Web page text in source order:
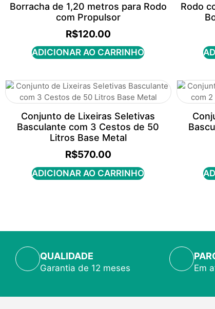
Borracha de 1,20 metros para Rodo
com Propulsor
R$120.00
ADICIONAR AO CARRINHO
Rodo
Conjunto de Lixeiras Seletivas
Basculante com 3 Cestos de 50
Litros Base Metal
R$570.00
ADICIONAR AO CARRINHO
QUALIDADE
Garantia de 12 meses Em